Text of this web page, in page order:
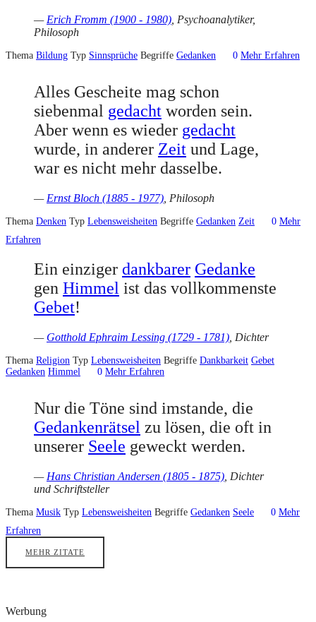
— Erich Fromm (1900 - 1980) , Psychoanalytiker,
Philosoph
Thema Bildung Typ Sinnsprüche Begriffe Gedanken 0 Mehr Erfahren
Alles Gescheite mag schon
siebenmal gedacht worden sein.
Aber wenn es wieder gedacht
wurde, in anderer Zeit und Lage,
war es nicht mehr dasselbe.
— Ernst Bloch (1885 - 1977) , Philosoph
Thema Denken Typ Lebensweisheiten Begriffe Gedanken Zeit 0 Mehr
Erfahren
Ein einziger dankbarer Gedanke
gen Himmel ist das vollkommenste
Gebet!
— Gotthold Ephraim Lessing (1729 - 1781) , Dichter
Thema Religion Typ Lebensweisheiten Begriffe Dankbarkeit Gebet
Gedanken Himmel 0 Mehr Erfahren
Nur die Töne sind imstande, die
Gedankenrätsel zu lösen, die oft in
unserer Seele geweckt werden.
— Hans Christian Andersen (1805 - 1875) , Dichter
und Schriftsteller
Thema Musik Typ Lebensweisheiten Begriffe Gedanken Seele 0 Mehr
Erfahren
MEHR ZITATE
Werbung